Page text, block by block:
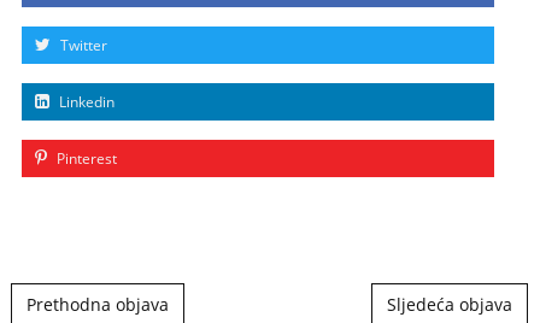
Twitter
Linkedin
Pinterest
Post navigation
Prethodna objava Sljedeća objava